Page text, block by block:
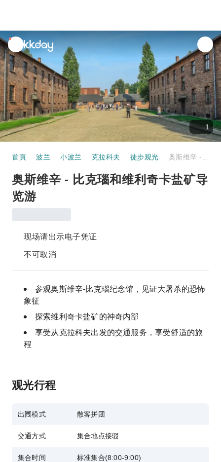
unread
notifications
1
首頁 波兰 小波兰 克拉科夫 徒步观光
奥斯维辛 - 比克瑙和维利奇卡盐矿导
览游
现场请出示电子凭证
不可取消
参观奥斯维辛-比克瑙纪念馆，见证大屠杀的恐怖
象征
探索维利奇卡盐矿的神奇内部
享受从克拉科夫出发的交通服务，享受舒适的旅
程
观光行程
出圑模式 散客拼团
交通方式 集合地点接驳
集合时间 标准集合(8:00-9:00)